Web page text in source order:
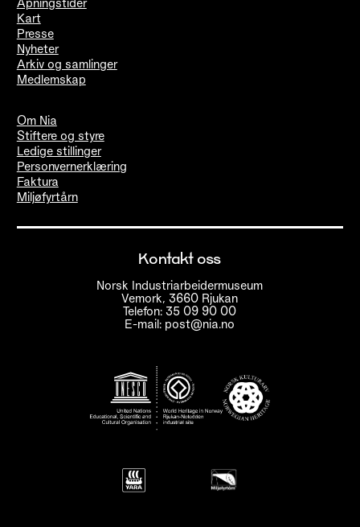
Kart
Presse
Nyheter
Arkiv og samlinger
Medlemskap
Om Nia
Stiftere og styre
Ledige stillinger
Personvernerklæring
Faktura
Miljøfyrtårn
Kontakt oss
Norsk Industriarbeidermuseum
Vemork, 3660 Rjukan
Telefon: 35 09 90 00
E-mail: post@nia.no